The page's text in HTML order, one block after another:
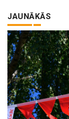
JAUNĀKĀS